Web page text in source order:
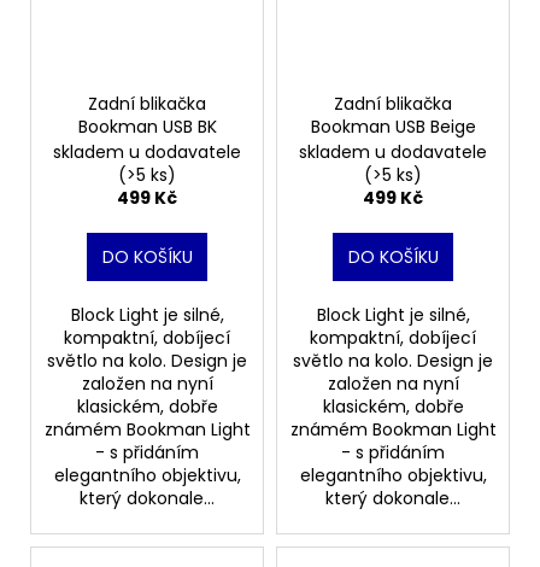
Zadní blikačka
Bookman USB BK
skladem u dodavatele
(>5 ks)
499 Kč
DO KOŠÍKU
Block Light je silné,
kompaktní, dobíjecí
světlo na kolo. Design je
založen na nyní
klasickém, dobře
známém Bookman Light
- s přidáním
elegantního objektivu,
který dokonale...
Zadní blikačka
Bookman USB Beige
skladem u dodavatele
(>5 ks)
499 Kč
DO KOŠÍKU
Block Light je silné,
kompaktní, dobíjecí
světlo na kolo. Design je
založen na nyní
klasickém, dobře
známém Bookman Light
- s přidáním
elegantního objektivu,
který dokonale...